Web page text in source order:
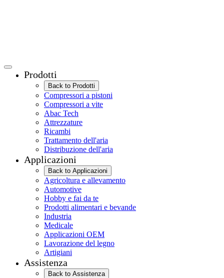
Prodotti
Back to Prodotti
Compressori a pistoni
Compressori a vite
Abac Tech
Attrezzature
Ricambi
Trattamento dell'aria
Distribuzione dell'aria
Applicazioni
Back to Applicazioni
Agricoltura e allevamento
Automotive
Hobby e fai da te
Prodotti alimentari e bevande
Industria
Medicale
Applicazioni OEM
Lavorazione del legno
Artigiani
Assistenza
Back to Assistenza